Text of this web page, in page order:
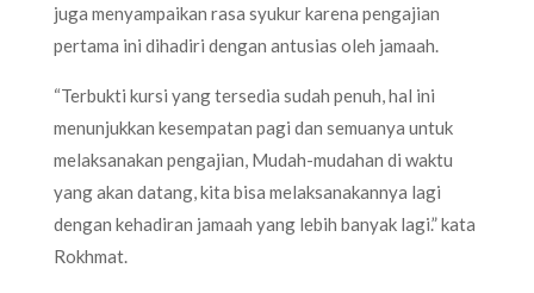
juga menyampaikan rasa syukur karena pengajian
pertama ini dihadiri dengan antusias oleh jamaah.
“Terbukti kursi yang tersedia sudah penuh, hal ini
menunjukkan kesempatan pagi dan semuanya untuk
melaksanakan pengajian, Mudah-mudahan di waktu
yang akan datang, kita bisa melaksanakannya lagi
dengan kehadiran jamaah yang lebih banyak lagi.” kata
Rokhmat.